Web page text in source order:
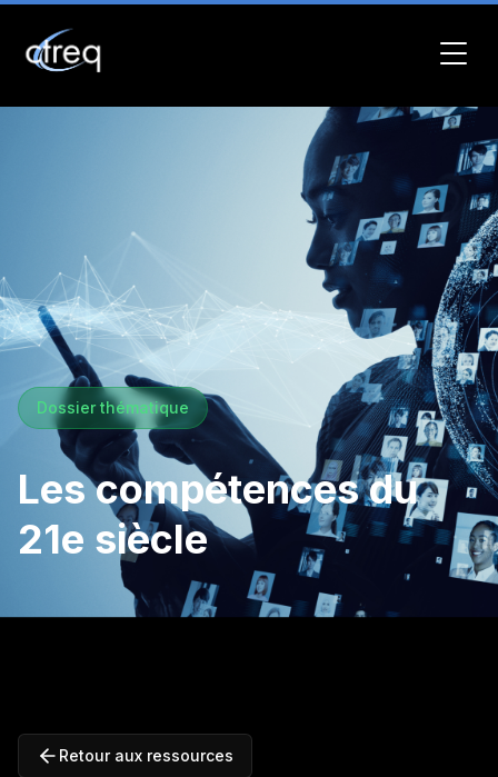
Dossier thématique
Les compétences du
21e siècle
Retour aux ressources